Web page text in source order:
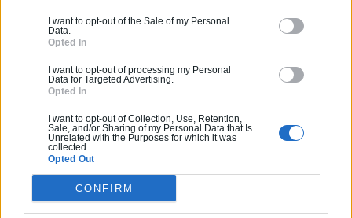
I want to opt-out of the Sale of my Personal
Data.
Opted In
I want to opt-out of processing my Personal
Data for Targeted Advertising.
Opted In
I want to opt-out of Collection, Use, Retention,
Sale, and/or Sharing of my Personal Data that Is
Unrelated with the Purposes for which it was
collected.
Opted Out
CONFIRM
Labels et certifications :
Partenaire